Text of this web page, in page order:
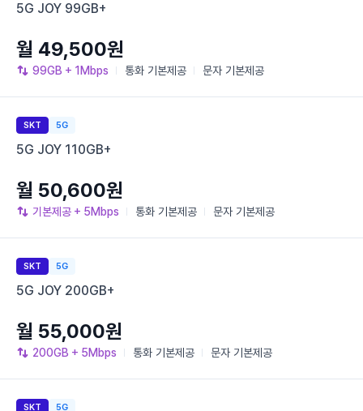
5G JOY 99GB+
99GB + 1Mbps 통화 기본제공 문자 기본제공
월 49,500원
SKT 5G
5G JOY 110GB+
기본제공 + 5Mbps 통화 기본제공 문자 기본제공
월 50,600원
SKT 5G
5G JOY 200GB+
200GB + 5Mbps 통화 기본제공 문자 기본제공
월 55,000원
SKT 5G